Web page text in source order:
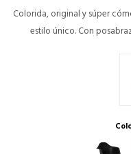
Colorida, original y súper
estilo único. Con